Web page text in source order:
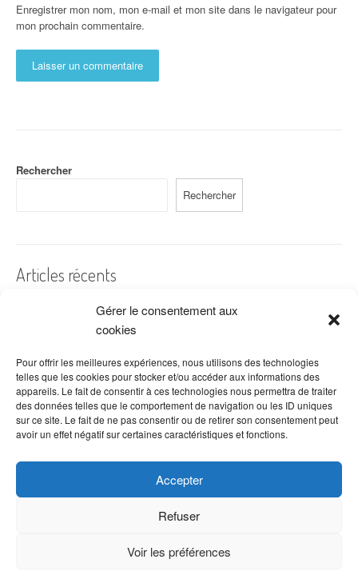
Gérer le consentement aux
cookies
Pour offrir les meilleures expériences, nous utilisons des technologies
telles que les cookies pour stocker et/ou accéder aux informations des
appareils. Le fait de consentir à ces technologies nous permettra de traiter
des données telles que le comportement de navigation ou les ID uniques
sur ce site. Le fait de ne pas consentir ou de retirer son consentement peut
avoir un effet négatif sur certaines caractéristiques et fonctions.
Accepter
Refuser
Voir les préférences
Enregistrer mon nom, mon e-mail et mon site dans le navigateur pour
mon prochain commentaire.
Rechercher
Rechercher
Articles récents
A quelles dates de l’année offre-t-on des fleurs ?
Les fleurs préférées des Français
Combien de fois arroser un cactus ?
Quelles fleurs offrir pour la fête des mères ?
Idées de décoration avec fleurs séchées